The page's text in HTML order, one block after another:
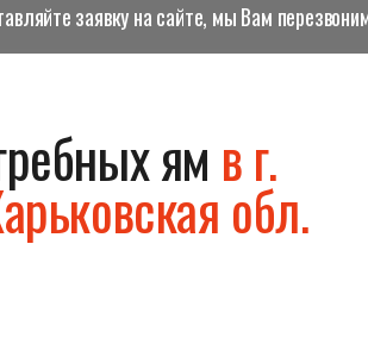
заявку на сайте, мы Вам
ям в г.
обл.